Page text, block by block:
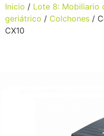
Inicio / Lote 8: Mobiliario
geriátrico / Colchones /
CX10